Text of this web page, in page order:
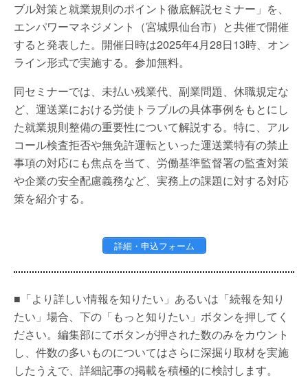
ブル対策と就業規則のポイント徹底解説セミナー」を、
エンパワーマネジメント（宮城県仙台市）と共催で開催
すると発表した。開催日時は2025年4月28日13時、オン
ライン形式で実施する。参加無料。
同セミナーでは、未払い残業代、副業問題、休職規定な
ど、運送業における労使トラブルの具体事例をもとにし
た就業規則整備の重要性について解説する。特に、アル
コール検査拒否や無免許運転といった運送業特有の禁止
事項の対応にも焦点を当て、労働基準監督署の監査対策
や企業の安全配慮義務など、実務上の課題に対する対応
策を紹介する。
詳細・申込フォーム
■「より詳しい情報を知りたい」あるいは「続報を知り
たい」場合、下の「もっと知りたい」ボタンを押してく
ださい。編集部にてボタンが押された数のみをカウント
し、件数の多いものについてはさらに深掘り取材を実施
したうえで、詳細記事の掲載を積極的に検討します。